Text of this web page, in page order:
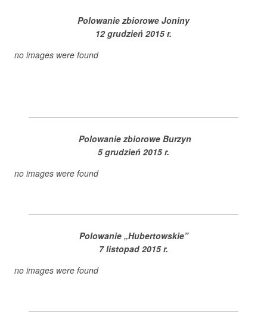
Polowanie zbiorowe Joniny
12 grudzień 2015 r.
no images were found
Polowanie zbiorowe Burzyn
5 grudzień 2015 r.
no images were found
Polowanie „Hubertowskie”
7 listopad 2015 r.
no images were found